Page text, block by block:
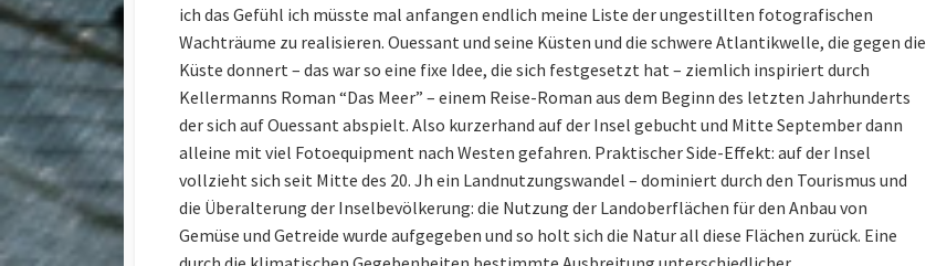
Background Blur with Tele
The Cream Machine – The
Nikkor AF-D 85mm f1.4
50 mm Bokeh Contest for
the Nikon F-Mount
Background Blur with Tele
Lenses
The Nikkor 70-200 AF-S
Die EU
Drohnenverordnung in
2021
Capture One & Lightroom
Classic
Yacht & Regatta Fotografie
On-Speculation Shootings
ich das Gefühl ich müsste mal anfangen endlich meine Liste der ungestillten fotografischen
Wachträume zu realisieren. Ouessant und seine Küsten und die schwere Atlantikwelle, die gegen die
Küste donnert – das war so eine fixe Idee, die sich festgesetzt hat – ziemlich inspiriert durch
Kellermanns Roman “Das Meer” – einem Reise-Roman aus dem Beginn des letzten Jahrhunderts
der sich auf Ouessant abspielt. Also kurzerhand auf der Insel gebucht und Mitte September dann
alleine mit viel Fotoequipment nach Westen gefahren. Praktischer Side-Effekt: auf der Insel
vollzieht sich seit Mitte des 20. Jh ein Landnutzungswandel – dominiert durch den Tourismus und
die Überalterung der Inselbevölkerung: die Nutzung der Landoberflächen für den Anbau von
Gemüse und Getreide wurde aufgegeben und so holt sich die Natur all diese Flächen zurück. Eine